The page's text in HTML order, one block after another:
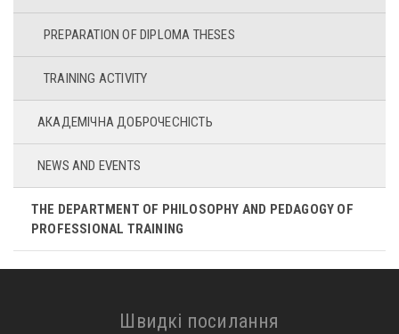
PREPARATION OF DIPLOMA THESES
TRAINING ACTIVITY
АКАДЕМІЧНА ДОБРОЧЕСНІСТЬ
NEWS AND EVENTS
THE DEPARTMENT OF PHILOSOPHY AND PEDAGOGY OF
PROFESSIONAL TRAINING
Швидкі посилання